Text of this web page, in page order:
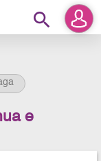
search
e